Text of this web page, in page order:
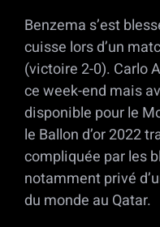
Benzema s’est
cuisse lors d’un
(victoire 2-0). Carlo
ce week-end mais
disponible pour le
le Ballon d’or 2022
compliquée par les
notamment privé
du monde au Qatar.